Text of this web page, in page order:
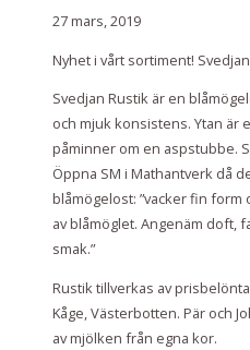
27 mars, 2019
Nyhet i vårt sortiment!
Svedjan Rustik är en
och mjuk konsistens. Ytan är
påminner om en aspstubbe.
Öppna SM i Mathantverk då
blåmögelost: ”vacker fin form
av blåmöglet. Angenäm doft,
smak.”
Rustik tillverkas av prisbelönta
Kåge, Västerbotten. Pär och
av mjölken från egna kor.